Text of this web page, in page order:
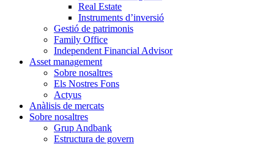
Real Estate
Instruments d’inversió
Gestió de patrimonis
Family Office
Independent Financial Advisor
Asset management
Sobre nosaltres
Els Nostres Fons
Actyus
Anàlisis de mercats
Sobre nosaltres
Grup Andbank
Estructura de govern